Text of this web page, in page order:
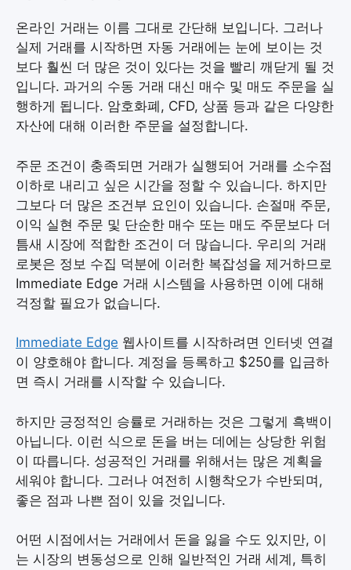
온라인 거래는 이름 그대로 간단해 보입니다. 그러나
실제 거래를 시작하면 자동 거래에는 눈에 보이는 것
보다 훨씬 더 많은 것이 있다는 것을 빨리 깨닫게 될 것
입니다. 과거의 수동 거래 대신 매수 및 매도 주문을 실
행하게 됩니다. 암호화폐, CFD, 상품 등과 같은 다양한
자산에 대해 이러한 주문을 설정합니다.
주문 조건이 충족되면 거래가 실행되어 거래를 소수점
이하로 내리고 싶은 시간을 정할 수 있습니다. 하지만
그보다 더 많은 조건부 요인이 있습니다. 손절매 주문,
이익 실현 주문 및 단순한 매수 또는 매도 주문보다 더
틈새 시장에 적합한 조건이 더 많습니다. 우리의 거래
로봇은 정보 수집 덕분에 이러한 복잡성을 제거하므로
Immediate Edge 거래 시스템을 사용하면 이에 대해
걱정할 필요가 없습니다.
Immediate Edge 웹사이트를 시작하려면 인터넷 연결
이 양호해야 합니다. 계정을 등록하고 $250를 입금하
면 즉시 거래를 시작할 수 있습니다.
하지만 긍정적인 승률로 거래하는 것은 그렇게 흑백이
아닙니다. 이런 식으로 돈을 버는 데에는 상당한 위험
이 따릅니다. 성공적인 거래를 위해서는 많은 계획을
세워야 합니다. 그러나 여전히 시행착오가 수반되며,
좋은 점과 나쁜 점이 있을 것입니다.
어떤 시점에서는 거래에서 돈을 잃을 수도 있지만, 이
는 시장의 변동성으로 인해 일반적인 거래 세계, 특히